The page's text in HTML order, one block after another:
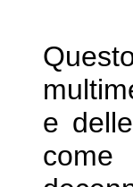
e
come